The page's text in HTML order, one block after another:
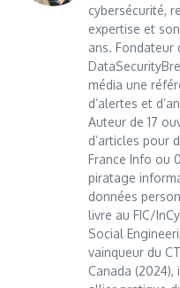
cybersécurité,
expertise et
ans. Fondateur
média une
d’alertes et
Auteur de 17
d’articles pour
France Info ou
piratage
données
livre au FIC/
Social
vainqueur du
Canada